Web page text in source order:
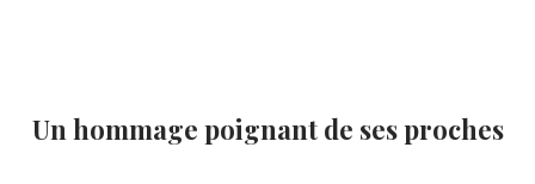
Un hommage poignant de ses proches